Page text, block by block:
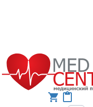
shopping_cart content_paste